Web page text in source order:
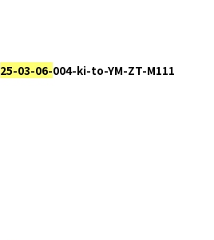
25-03-06-004-ki-to-YM-ZT-M111